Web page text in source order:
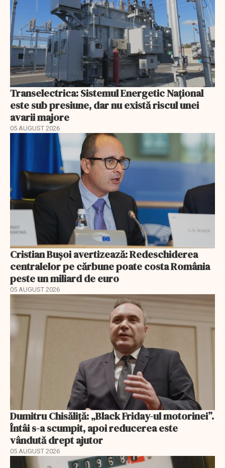
Transelectrica: Sistemul Energetic Național
este sub presiune, dar nu există riscul unei
avarii majore
05 AUGUST 2026
Cristian Bușoi avertizează: Redeschiderea
centralelor pe cărbune poate costa România
peste un miliard de euro
05 AUGUST 2026
Dumitru Chisăliță: „Black Friday-ul motorinei”.
Întâi s-a scumpit, apoi reducerea este
vândută drept ajutor
05 AUGUST 2026